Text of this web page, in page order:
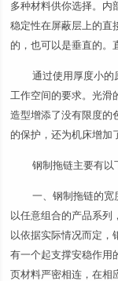
多种材料供你选择。内
稳定性在屏蔽层上的直
的，也可以是垂直的。
通过使用厚度小的
工作空间的要求。光滑
造型增添了没有限度的
的保护，还为机床增加
钢制拖链主要有以
一、钢制拖链的宽
以任意组合的产品系列
以依据实际情况而定，
有一个起支撑安稳作用
页材料严密相连，在相